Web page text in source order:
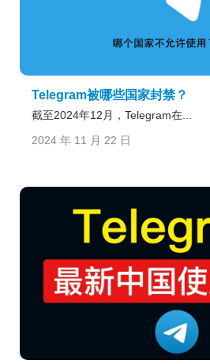
Telegram被哪些国家封禁？
截至2024年12月，Telegram在...
2024 年 11 月 22 日